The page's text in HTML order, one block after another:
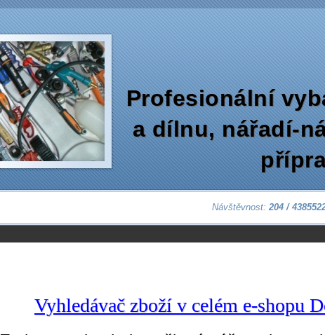
Profesionální
a dílnu‚ nářadí-
Návštěvnost: 204 /
Vyhledávač zboží v celém e-shopu